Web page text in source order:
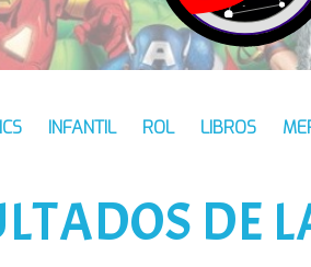
INFANTIL ROL LIBROS
DE